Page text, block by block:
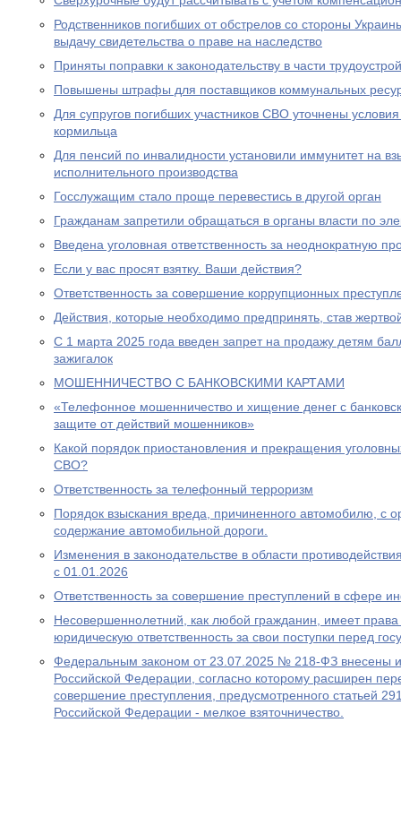
Родственников погибших от обстрелов со стороны
выдачу свидетельства о праве на наследство
Приняты поправки к законодательству в части
Повышены штрафы для поставщиков коммунальных
Для супругов погибших участников СВО уточнены
кормильца
Для пенсий по инвалидности установили иммунитет на
исполнительного производства
Госслужащим стало проще перевестись в другой орган
Гражданам запретили обращаться в органы власти по
Введена уголовная ответственность за неоднократную
Если у вас просят взятку. Ваши действия?
Ответственность за совершение коррупционных
Действия, которые необходимо предпринять, став
С 1 марта 2025 года введен запрет на продажу детям
зажигалок
МОШЕННИЧЕСТВО С БАНКОВСКИМИ КАРТАМИ
«Телефонное мошенничество и хищение денег с
защите от действий мошенников»
Какой порядок приостановления и прекращения
СВО?
Ответственность за телефонный терроризм
Порядок взыскания вреда, причиненного автомобилю, с
содержание автомобильной дороги.
Изменения в законодательстве в области
с 01.01.2026
Ответственность за совершение преступлений в сфере
Несовершеннолетний, как любой гражданин, имеет права
юридическую ответственность за свои поступки перед
Федеральным законом от 23.07.2025 № 218-ФЗ внесены
Российской Федерации, согласно которому расширен
совершение преступления, предусмотренного статьей
Российской Федерации - мелкое взяточничество.